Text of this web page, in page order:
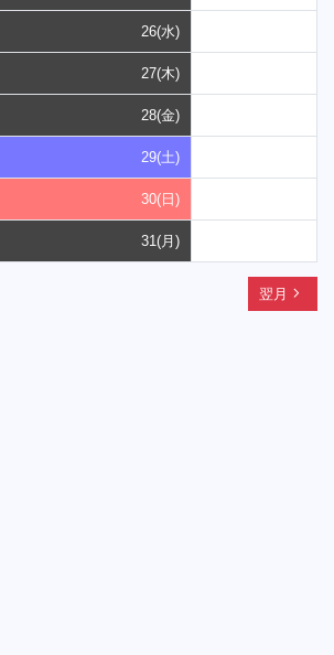
26(水)
27(木)
28(金)
29(土)
30(日)
31(月)
翌月 navigate_next